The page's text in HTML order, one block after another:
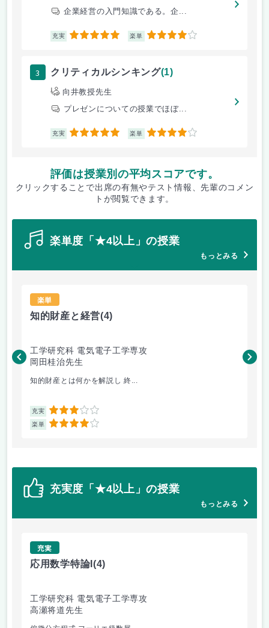
企業経営の入門知識である。企...
充実 5 楽単 4
3 クリティカルシンキング(1)
向井教授先生
プレゼンについての授業でほぼ...
充実 5 楽単 4
評価は授業別の平均スコアです。
クリックすることで出席の有無やテスト情報、先輩のコメン
トが閲覧できます。
楽単度「★4以上」の授業
もっとみる
楽単
知的財産と経営(4)
工学研究科 電気電子工学専攻
岡田桂治先生
知的財産とは何かを解説し 終...
充実 3
楽単 4
高
充実度「★4以上」の授業
もっとみる
充実
応用数学特論I (4)
工学研究科 電気電子工学専攻
高瀬将道先生